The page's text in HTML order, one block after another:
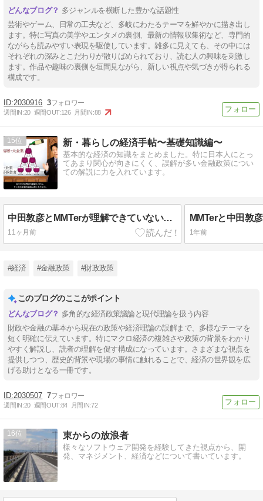
多ジャンルを横断した豊かな話題性
芸術やゲーム、日常の工夫など、多岐にわたるテーマを鮮やかに描き出し
ます。特に写真の美学やエンタメの裏側、最新の情報収集術など、専門的
ながらも読みやすい表現を駆使しています。雑多に見えても、その中には
それぞれの深みとこだわりが散りばめられており、読む人の興味を刺激し
ます。作品や趣味の裏側を垣間見ながら、新しい視点や気づきが得られる
構成です。
2030916 3
週間IN:20 週間OUT:126 月間IN:88
15 新・暮らしの経済手帖〜基礎知識編〜
基本的な経済の知識をまとめました。特に日本人にとっ
てあまり関心が向きにくく、誤解が多い金融政策につい
ての解説に力を入れています。
中田敦彦とMMTerが理解できていない金融政策の基本の”キ” ～中田敦彦とMMT批判２～
11ヶ月前 1年前
#経済 #金融政策 #財政政策
このブログのここがポイント
多角的な経済政策議論と現代理論を扱う内容
財政や金融の基本から現在の政策や経済理論の誤解まで、多様なテーマを
短く明確に伝えています。特にマクロ経済の複雑さや政策の背景をわかり
やすく解説し、読者の理解を促す構成になっています。さまざまな視点を
提供しつつ、歴史的背景や現場の事情に触れることで、経済の世界観を広
げる助けとなる一冊です。
2030507 7
週間IN:20 週間OUT:84 月間IN:72
16 東からの放浪者
様々なソフトウェア開発を経験してきた視点から、開
発、マネジメント、経済などについて書いています。